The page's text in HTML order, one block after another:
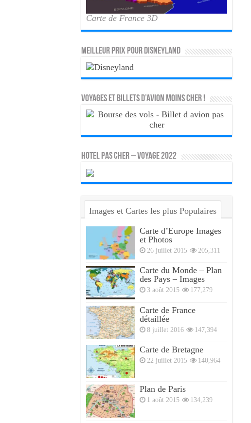
Carte de France 3D
MEILLEUR PRIX POUR DISNEYLAND
Voyages et Billets d’Avion moins cher !
HOTEL PAS CHER – VOYAGE 2022
Images et Cartes les plus Populaires
Carte d’Europe Images
et Photos
26 juillet 2015 205,311
Carte du Monde – Plan
des Pays – Images
3 août 2015 177,279
Carte de France
détaillée
8 juillet 2016 147,394
Carte de Bretagne
22 juillet 2015 140,964
Plan de Paris
1 août 2015 134,239